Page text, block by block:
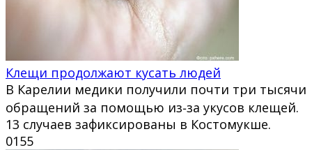
Клещи продолжают кусать людей
В Карелии медики получили почти три тысячи
обращений за помощью из‑за укусов клещей.
13 случаев зафиксированы в Костомукше.
0155